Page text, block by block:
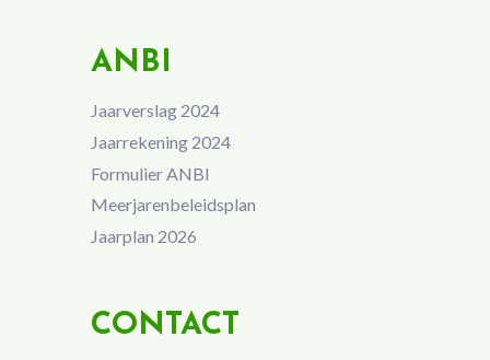
ANBI
Jaarverslag 2024
Jaarrekening 2024
Formulier ANBI
Meerjarenbeleidsplan
Jaarplan 2026
CONTACT